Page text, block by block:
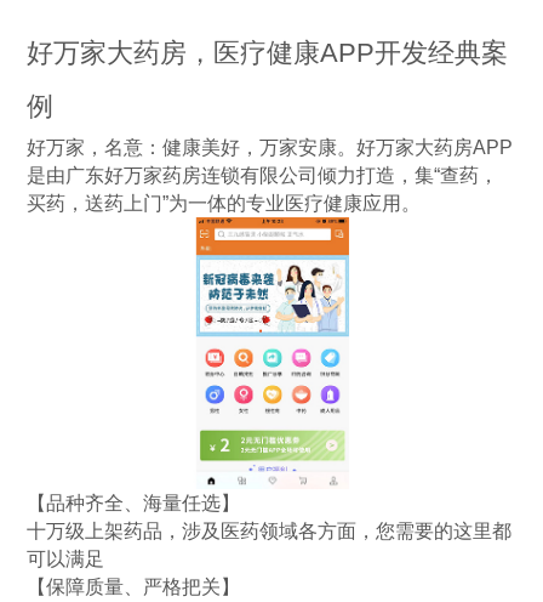
好万家大药房，医疗健康APP开发经典案
例
好万家，名意：健康美好，万家安康。好万家大药房APP
是由广东好万家药房连锁有限公司倾力打造，集“查药，
买药，送药上门”为一体的专业医疗健康应用。
【品种齐全、海量任选】
十万级上架药品，涉及医药领域各方面，您需要的这里都
可以满足
【保障质量、严格把关】